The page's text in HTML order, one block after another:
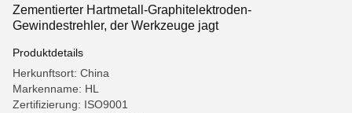
Zementierter Hartmetall-Graphitelektroden-
Gewindestrehler, der Werkzeuge jagt
Produktdetails
Herkunftsort: China
Markenname: HL
Zertifizierung: ISO9001